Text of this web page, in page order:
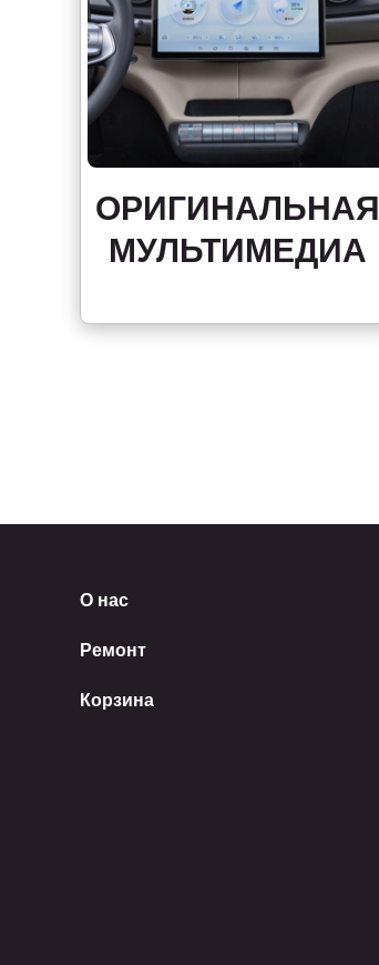
ОРИГИНАЛЬНАЯ
МУЛЬТИМЕДИА
О нас
Ремонт
Корзина